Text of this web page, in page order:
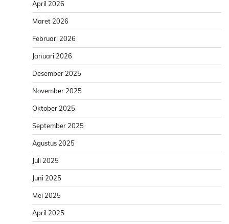
April 2026
Maret 2026
Februari 2026
Januari 2026
Desember 2025
November 2025
Oktober 2025
September 2025
Agustus 2025
Juli 2025
Juni 2025
Mei 2025
April 2025